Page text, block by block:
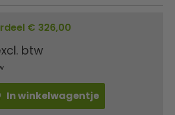
€ 326,00
btw
In winkelwagentje